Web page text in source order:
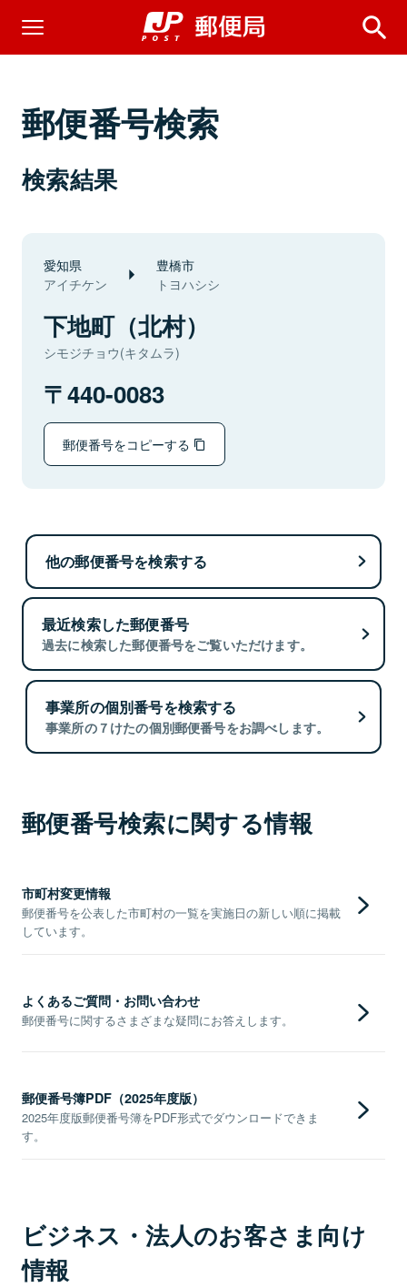
郵便番号検索
検索結果
愛知県
アイチケン
豊橋市
トヨハシシ
下地町（北村）
シモジチョウ(キタムラ)
440-0083
郵便番号をコピーする
他の郵便番号を検索する
最近検索した郵便番号
過去に検索した郵便番号をご覧いただけます。
事業所の個別番号を検索する
事業所の７けたの個別郵便番号をお調べします。
郵便番号検索に関する情報
市町村変更情報
郵便番号を公表した市町村の一覧を実施日の新しい順に掲載
しています。
よくあるご質問・お問い合わせ
郵便番号に関するさまざまな疑問にお答えします。
郵便番号簿PDF（2025年度版）
2025年度版郵便番号簿をPDF形式でダウンロードできま
す。
ビジネス・法人のお客さま向け
情報